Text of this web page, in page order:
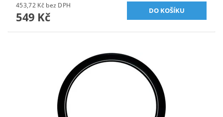
453,72 Kč bez DPH
549 Kč